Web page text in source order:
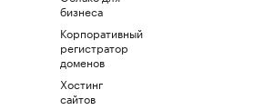
бизнеса
Корпоративный
регистратор
доменов
Хостинг
сайтов